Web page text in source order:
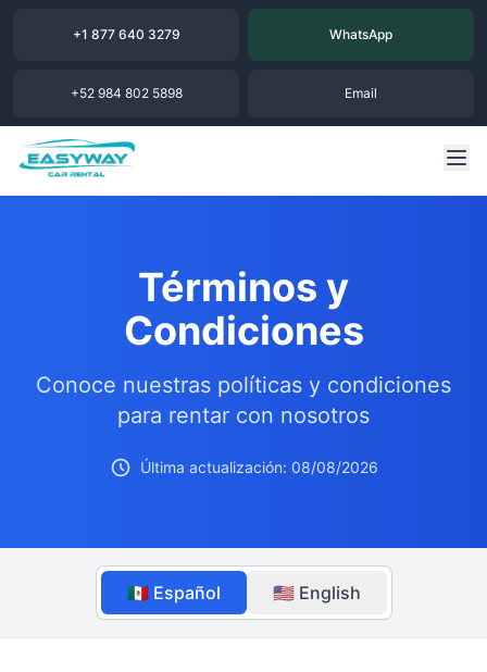
+1 877 640 3279 WhatsApp
+52 984 802 5898 Email
Términos y
Condiciones
Conoce nuestras políticas y condiciones
para rentar con nosotros
Última actualización: 08/08/2026
🇲🇽 Español 🇺🇸 English